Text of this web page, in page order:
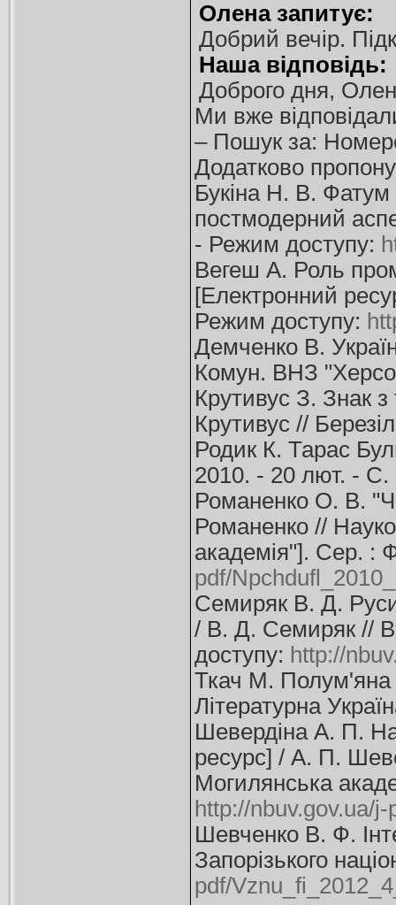
Олена запитує:
Добрий вечір.
Наша відповідь:
Доброго дня,
Ми вже
– Пошук за:
Додатково
Букіна Н. В. Фатум
постмодерний
- Режим доступу:
Вегеш А. Роль
[Електронний
Режим доступу:
Демченко В.
Комун. ВНЗ
Крутивус З. Знак
Крутивус //
Родик К. Тарас
2010. - 20 лют. -
Романенко О. В.
Романенко //
академія"]. Сер. :
pdf/
Семиряк В. Д.
/ В. Д. Семиряк //
доступу: http://
Ткач М.
Літературна
Шевердіна А. П.
ресурс] / А. П.
Могилянська
http://nbuv.gov.ua/
Шевченко В. Ф.
Запорізького
pdf/